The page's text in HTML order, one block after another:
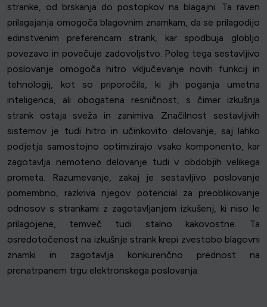
stranke, od brskanja do postopkov na blagajni. Ta raven
prilagajanja omogoča blagovnim znamkam, da se prilagodijo
edinstvenim preferencam strank, kar spodbuja globljo
povezavo in povečuje zadovoljstvo. Poleg tega sestavljivo
poslovanje omogoča hitro vključevanje novih funkcij in
tehnologij, kot so priporočila, ki jih poganja umetna
inteligenca, ali obogatena resničnost, s čimer izkušnja
strank ostaja sveža in zanimiva. Značilnost sestavljivih
sistemov je tudi hitro in učinkovito delovanje, saj lahko
podjetja samostojno optimizirajo vsako komponento, kar
zagotavlja nemoteno delovanje tudi v obdobjih velikega
prometa. Razumevanje, zakaj je sestavljivo poslovanje
pomembno, razkriva njegov potencial za preoblikovanje
odnosov s strankami z zagotavljanjem izkušenj, ki niso le
prilagojene, temveč tudi stalno kakovostne. Ta
osredotočenost na izkušnje strank krepi zvestobo blagovni
znamki in zagotavlja konkurenčno prednost na
prenatrpanem trgu elektronskega poslovanja.